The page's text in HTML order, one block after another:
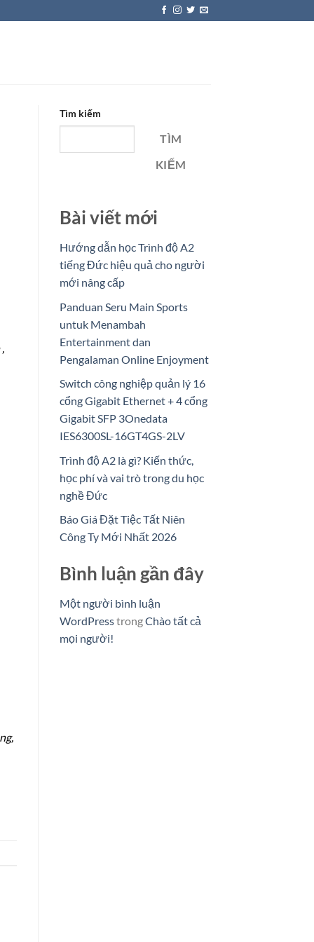
Tìm kiếm
TÌM
KIẾM
Bài viết mới
Hướng dẫn học Trình độ A2
tiếng Đức hiệu quả cho người
mới nâng cấp
Panduan Seru Main Sports
untuk Menambah
Entertainment dan
Pengalaman Online Enjoyment
Switch công nghiệp quản lý 16
cổng Gigabit Ethernet + 4 cổng
Gigabit SFP 3Onedata
IES6300SL-16GT4GS-2LV
Trình độ A2 là gì? Kiến thức,
học phí và vai trò trong du học
nghề Đức
Báo Giá Đặt Tiệc Tất Niên
Công Ty Mới Nhất 2026
Bình luận gần đây
Một người bình luận
WordPresstrongChào tất cả
mọi người!